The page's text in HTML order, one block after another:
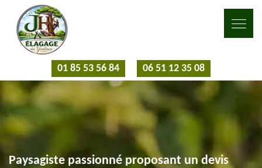
01 85 53 56 84 06 51 12 35 08
Paysagiste passionné proposant un devis